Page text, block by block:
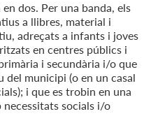
dos. Per una banda, els
a llibres, material i
adreçats a infants i joves
en centres públics i
i secundària i/o que
del municipi (o en un casal
i que es trobin en una
socials i/o